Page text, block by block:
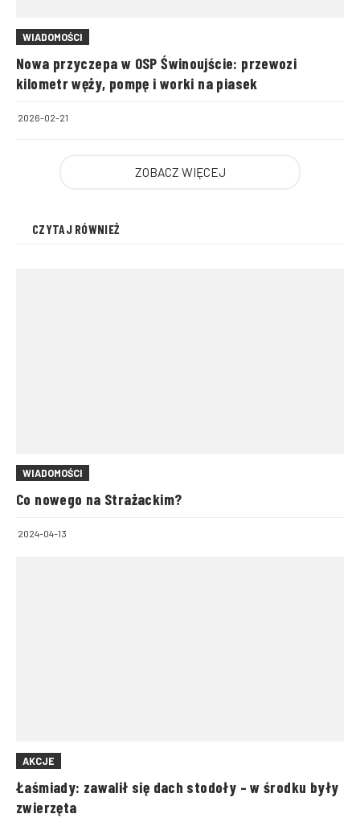
WIADOMOŚCI
Nowa przyczepa w OSP Świnoujście: przewozi
kilometr węży, pompę i worki na piasek
2026-02-21
ZOBACZ WIĘCEJ
CZYTAJ RÓWNIEŻ
WIADOMOŚCI
Co nowego na Strażackim?
2024-04-13
AKCJE
Łaśmiady: zawalił się dach stodoły – w środku były
zwierzęta